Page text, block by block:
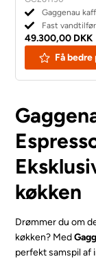
Gaggenau
Fast
49.300,00 DKK
Få bedre
køkken
Drømmer du om
køkken? Med
perfekt samspil af